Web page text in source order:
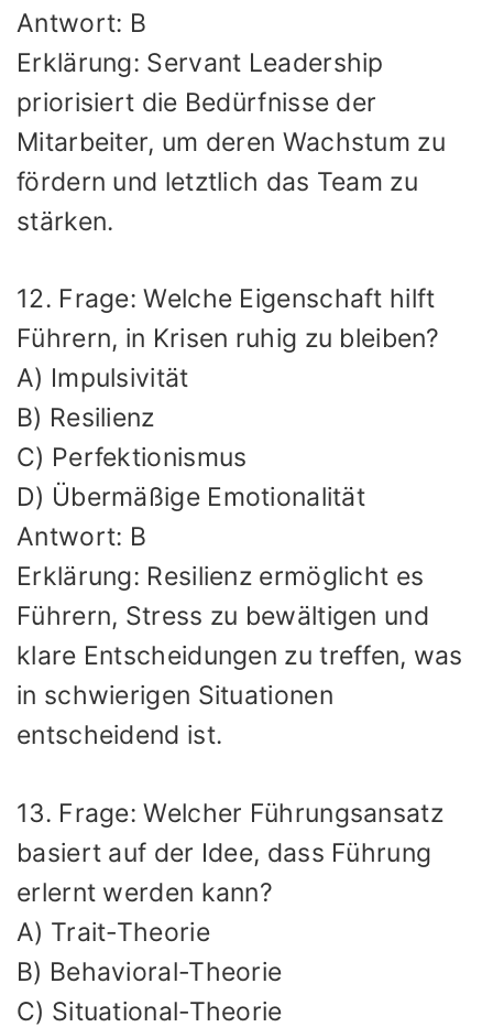
Antwort: B
Erklärung: Servant Leadership
priorisiert die Bedürfnisse der
Mitarbeiter, um deren Wachstum zu
fördern und letztlich das Team zu
stärken.
12. Frage: Welche Eigenschaft hilft
Führern, in Krisen ruhig zu bleiben?
A) Impulsivität
B) Resilienz
C) Perfektionismus
D) Übermäßige Emotionalität
Antwort: B
Erklärung: Resilienz ermöglicht es
Führern, Stress zu bewältigen und
klare Entscheidungen zu treffen, was
in schwierigen Situationen
entscheidend ist.
13. Frage: Welcher Führungsansatz
basiert auf der Idee, dass Führung
erlernt werden kann?
A) Trait-Theorie
B) Behavioral-Theorie
C) Situational-Theorie